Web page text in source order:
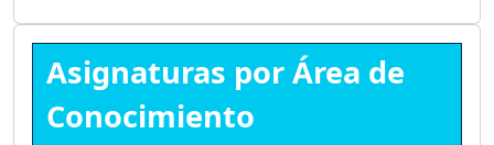
Asignaturas por Área de
Conocimiento